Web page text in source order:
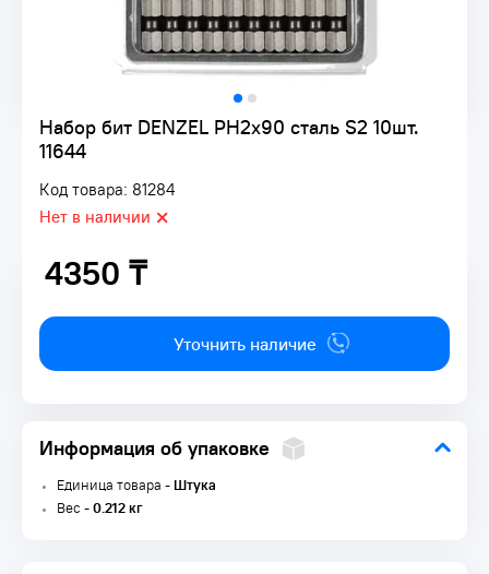
Набор бит DENZEL PH2х90 сталь S2 10шт.
11644
Код товара: 81284
Нет в наличии
4350 ₸
4350 ₸
Уточнить наличие
Информация об упаковке
Единица товара -Штука
Вес -0.212 кг